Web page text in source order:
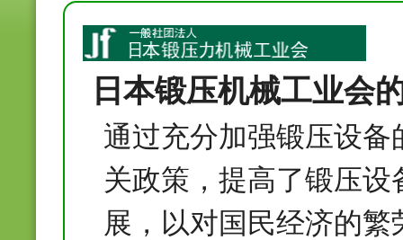
日本锻压机械工业会
通过充分加强锻压设
关政策，提高了锻压
展，以对国民经济的